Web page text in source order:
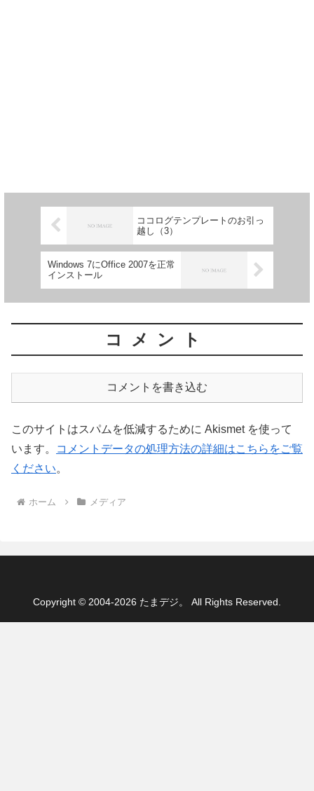
ココログテンプレートのお引っ
越し（3）
Windows 7にOffice 2007を正常
インストール
コメント
コメントを書き込む
このサイトはスパムを低減するために Akismet を使って
います。
コメントデータの処理方法の詳細はこちらをご覧
ください。
ホーム メディア
Copyright © 2004-2026 たまデジ。 All Rights Reserved.